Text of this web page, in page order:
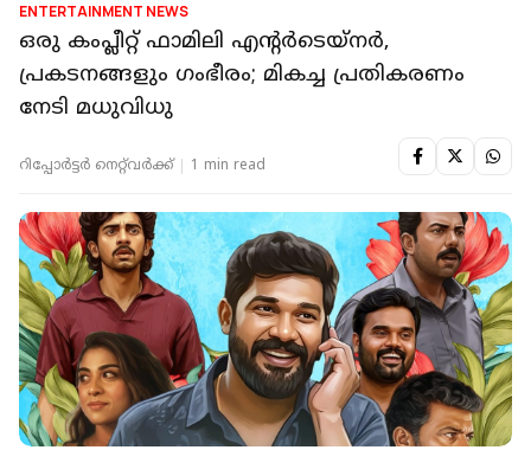
ENTERTAINMENT NEWS
ഒരു കംപ്ലീറ്റ് ഫാമിലി എന്റർടെയ്‌നർ,
പ്രകടനങ്ങളും ഗംഭീരം; മികച്ച പ്രതികരണം
നേടി മധുവിധു
റിപ്പോർട്ടർ നെറ്റ്‌വര്‍ക്ക്‌ 1 min read